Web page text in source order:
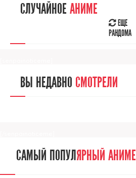
СЛУЧАЙНОЕ АНИМЕ
ЕЩЕ
РАНДОМА
ВЫ НЕДАВНО СМОТРЕЛИ
САМЫЙ ПОПУЛЯРНЫЙ АНИМЕ